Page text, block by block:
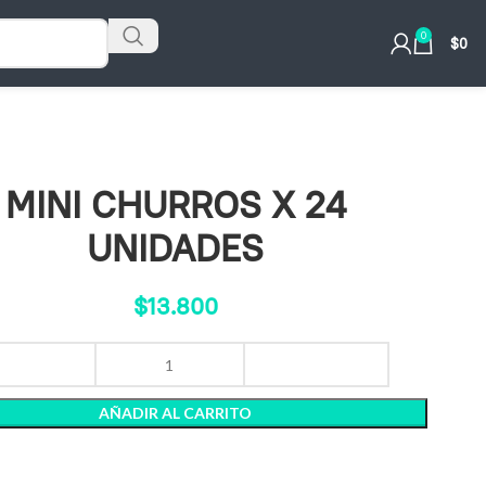
0 $0
MINI CHURROS X 24
UNIDADES
$13.800
AÑADIR AL CARRITO